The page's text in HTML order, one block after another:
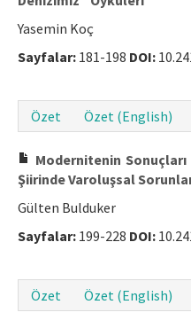
Yasemin Koç
Sayfalar: 181-198 DOI:
Özet
Özet (English)
Modernitenin
Şiirinde Varoluşsal
Gülten Bulduker
Sayfalar: 199-228 DOI:
Özet
Özet (English)